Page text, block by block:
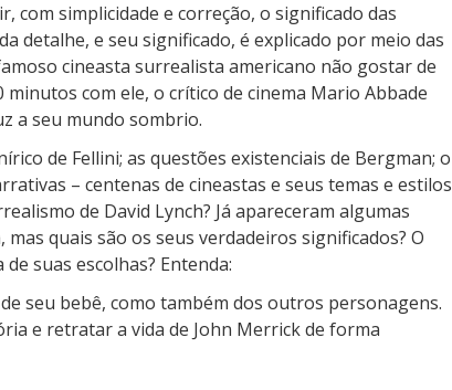
com simplicidade e correção, o significado das
detalhe, e seu significado, é explicado por meio das
cineasta surrealista americano não gostar de
com ele, o crítico de cinema Mario Abbade
a seu mundo sombrio.
de Fellini; as questões existenciais de Bergman; o
– centenas de cineastas e seus temas e estilos
de David Lynch? Já apareceram algumas
quais são os seus verdadeiros significados? O
suas escolhas? Entenda:
seu bebê, como também dos outros personagens.
e retratar a vida de John Merrick de forma